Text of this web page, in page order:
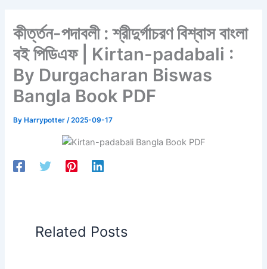
কীর্ত্তন-পদাবলী : শ্রীদুর্গাচরণ বিশ্বাস বাংলা
বই পিডিএফ | Kirtan-padabali :
By Durgacharan Biswas
Bangla Book PDF
By Harrypotter/2025-09-17
Related Posts